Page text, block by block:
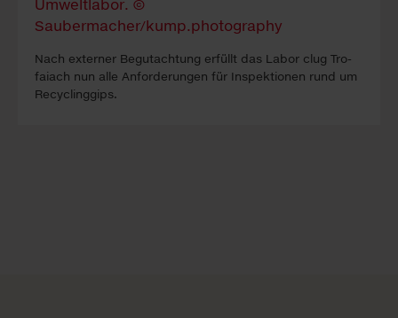
Nach ex­ter­ner Be­gutacht­ung erfüllt das La­bor clug Tro­
faiach nun alle An­forder­ung­en für In­spekt­ion­en rund um
Re­cyc­ling­gips.